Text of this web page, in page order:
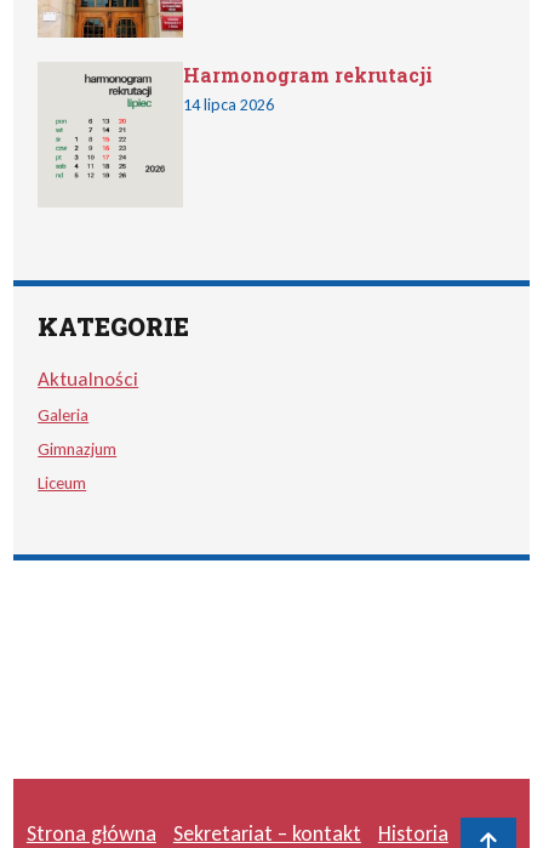
Harmonogram rekrutacji
14 lipca 2026
KATEGORIE
Aktualności
Galeria
Gimnazjum
Liceum
Strona główna Sekretariat – kontakt Historia Do